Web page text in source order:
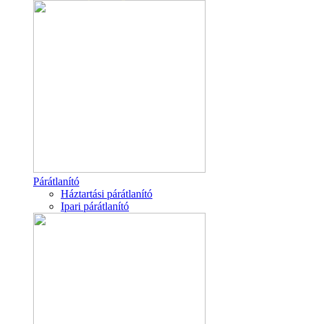
Párátlanító
Háztartási párátlanító
Ipari párátlanító